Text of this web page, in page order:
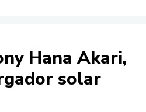
Hana Akari,
solar